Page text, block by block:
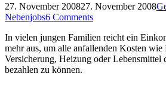
27. November 200827. November 2008
Nebenjobs6 Comments
In vielen jungen Familien reicht ein
mehr aus, um alle anfallenden Kosten wie
Versicherung, Heizung oder Lebensmittel
bezahlen zu können.